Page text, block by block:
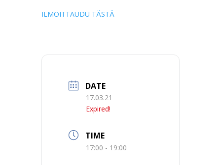
ILMOITTAUDU TÄSTÄ
DATE
17.03.21
Expired!
TIME
17:00 - 19:00